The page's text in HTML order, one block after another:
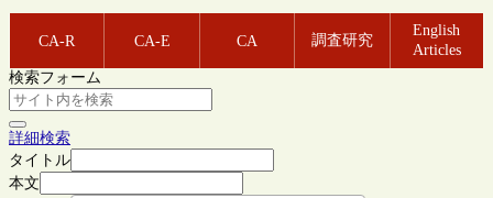
CA-R CA-E CA 調査研究
English
Articles
検索フォーム
詳細検索
タイトル
本文